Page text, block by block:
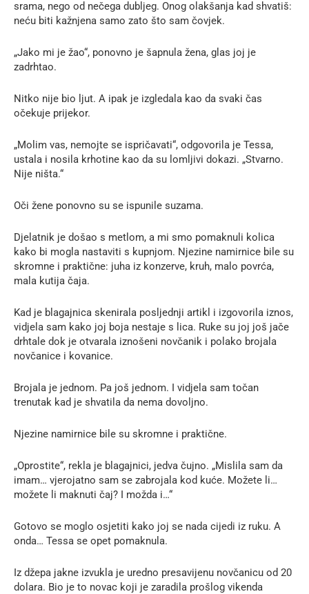
srama, nego od nečega dubljeg. Onog olakšanja kad shvatiš:
neću biti kažnjena samo zato što sam čovjek.
„Jako mi je žao“, ponovno je šapnula žena, glas joj je
zadrhtao.
Nitko nije bio ljut. A ipak je izgledala kao da svaki čas
očekuje prijekor.
„Molim vas, nemojte se ispričavati“, odgovorila je Tessa,
ustala i nosila krhotine kao da su lomljivi dokazi. „Stvarno.
Nije ništa.“
Oči žene ponovno su se ispunile suzama.
Djelatnik je došao s metlom, a mi smo pomaknuli kolica
kako bi mogla nastaviti s kupnjom. Njezine namirnice bile su
skromne i praktične: juha iz konzerve, kruh, malo povrća,
mala kutija čaja.
Kad je blagajnica skenirala posljednji artikl i izgovorila iznos,
vidjela sam kako joj boja nestaje s lica. Ruke su joj još jače
drhtale dok je otvarala iznošeni novčanik i polako brojala
novčanice i kovanice.
Brojala je jednom. Pa još jednom. I vidjela sam točan
trenutak kad je shvatila da nema dovoljno.
Njezine namirnice bile su skromne i praktične.
„Oprostite“, rekla je blagajnici, jedva čujno. „Mislila sam da
imam… vjerojatno sam se zabrojala kod kuće. Možete li…
možete li maknuti čaj? I možda i…“
Gotovo se moglo osjetiti kako joj se nada cijedi iz ruku. A
onda… Tessa se opet pomaknula.
Iz džepa jakne izvukla je uredno presavijenu novčanicu od 20
dolara. Bio je to novac koji je zaradila prošlog vikenda